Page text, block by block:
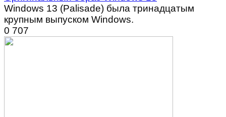
Windows 13 (Palisade) была тринадцатым
крупным выпуском Windows.
0 707